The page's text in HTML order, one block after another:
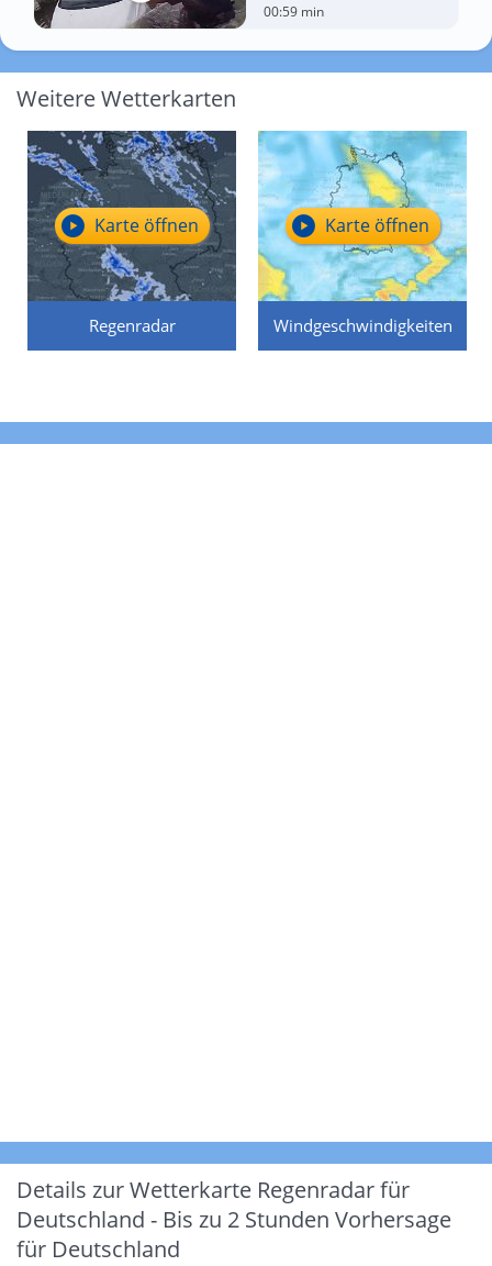
00:59 min
Weitere Wetterkarten
Regenradar
Karte öffnen
Windgeschwindigkeiten
Karte öffnen
Details zur Wetterkarte Regenradar für
Deutschland - Bis zu 2 Stunden Vorhersage
für Deutschland